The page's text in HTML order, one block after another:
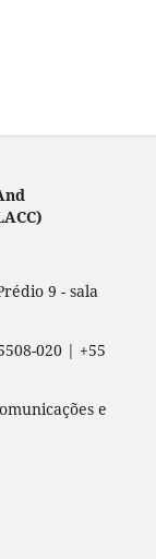
9 - sala
020 | +55
e